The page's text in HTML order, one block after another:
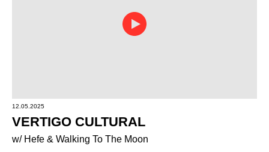
12.05.2025
VERTIGO CULTURAL
w/ Hefe & Walking To The Moon